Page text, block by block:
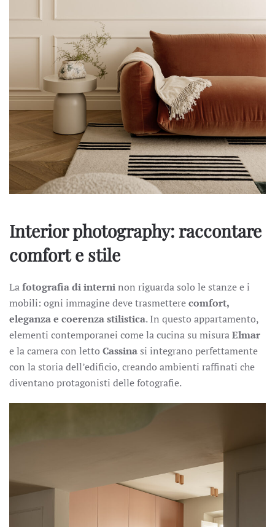
Interior photography: raccontare
comfort e stile
Lafotografia di interninon riguarda solo le stanze e i
mobili: ogni immagine deve trasmetterecomfort,
eleganza e coerenza stilistica. In questo appartamento,
elementi contemporanei come la cucina su misuraElmar
e la camera con letto Cassina si integrano perfettamente
con la storia dell’edificio, creando ambienti raffinati che
diventano protagonisti delle fotografie.